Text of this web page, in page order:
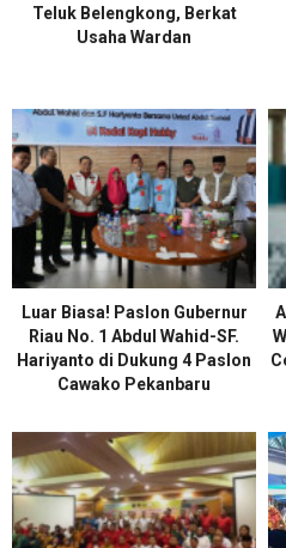
Teluk Belengkong, Berkat
Usaha Wardan
Luar Biasa! Paslon Gubernur
Riau No. 1 Abdul Wahid-SF.
Hariyanto di Dukung 4 Paslon
Cawako Pekanbaru